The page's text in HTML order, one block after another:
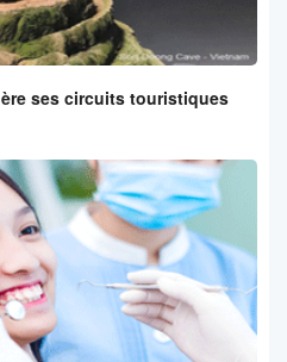
ses circuits touristiques